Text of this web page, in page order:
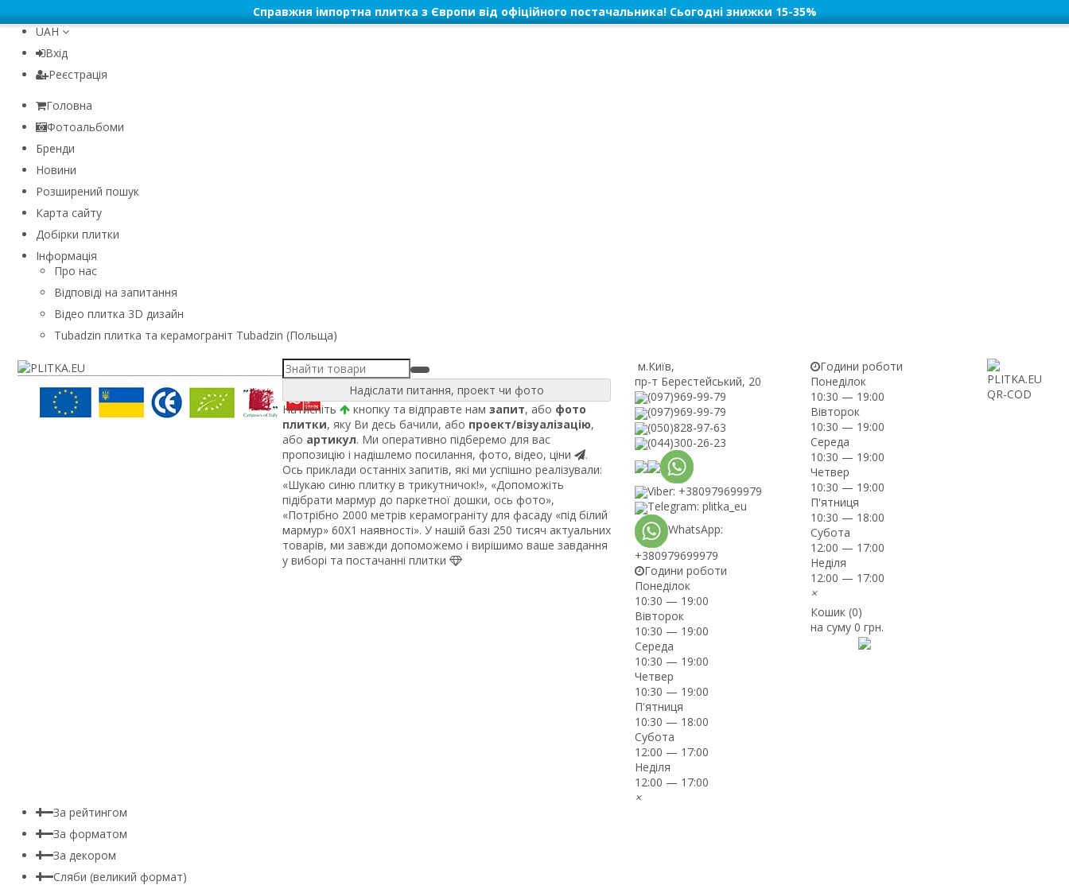
Справжня імпортна плитка з Європи від офіційного постачальника! Сьогодні знижки 15-35%
UAH
Вхід
Реєстрація
Головна
Фотоальбоми
Бренди
Новини
Розширений пошук
Карта сайту
Добірки плитки
Інформація
Про нас
Відповіді на запитання
Відео плитка 3D дизайн
Tubadzin плитка та керамограніт Tubadzin (Польща)
Надіслати питання, проект чи фото
Натисніть
кнопку та відправте нам запит, або фото
плитки, яку Ви десь бачили, або проект/візуалізацію,
або артикул. Ми оперативно підберемо для вас
пропозицію і надішлемо посилання, фото, відео, ціни
.
Ось приклади останніх запитів, які ми успішно реалізували:
«Шукаю синю плитку в трикутничок!», «Допоможіть
підібрати мармур до паркетної дошки, ось фото»,
«Потрібно 2000 метрів керамограніту для фасаду «під білий
мармур» 60Х1 наявності». У нашій базі 250 тисяч актуальних
товарів, ми завжди допоможемо і вирішимо ваше завдання
у виборі та постачанні плитки
м.Київ,
пр-т Берестейський, 20
(097)969-99-79
(097)969-99-79
(050)828-97-63
(044)300-26-23
Viber: +380979699979
Telegram: plitka_eu
WhatsApp:
+380979699979
Години роботи
Понеділок
10:30 — 19:00
Вівторок
10:30 — 19:00
Середа
10:30 — 19:00
Четвер
10:30 — 19:00
П'ятниця
10:30 — 18:00
Субота
12:00 — 17:00
Неділя
12:00 — 17:00
×
Години роботи
Понеділок
10:30 — 19:00
Вівторок
10:30 — 19:00
Середа
10:30 — 19:00
Четвер
10:30 — 19:00
П'ятниця
10:30 — 18:00
Субота
12:00 — 17:00
Неділя
12:00 — 17:00
×
Кошик (0)
на суму0 грн.
За рейтингом
За форматом
За декором
Сляби (великий формат)